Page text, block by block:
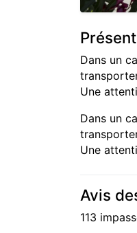
Dans un
Une
Dans un
Une
Avis
113